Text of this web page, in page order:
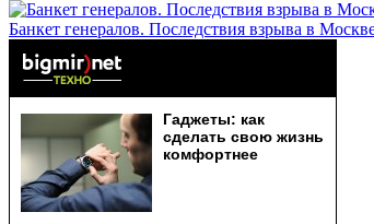
Банкет генералов. Последствия взрыва в